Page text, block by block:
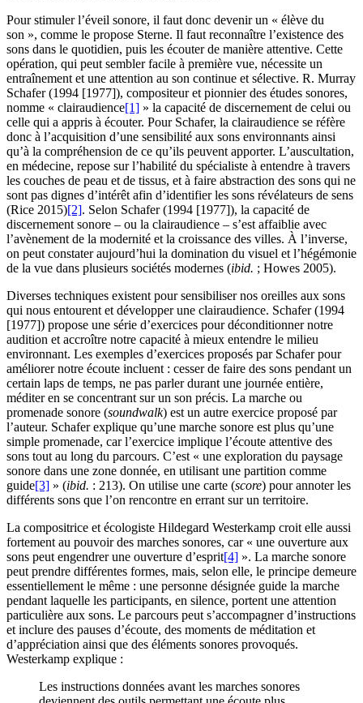
Pour stimuler l’éveil sonore, il faut donc devenir un « élève du
son », comme le propose Sterne. Il faut reconnaître l’existence des
sons dans le quotidien, puis les écouter de manière attentive. Cette
opération, qui peut sembler facile à première vue, nécessite un
entraînement et une attention au son continue et sélective. R. Murray
Schafer (1994 [1977]), compositeur et pionnier des études sonores,
nomme « clairaudience[1] » la capacité de discernement de celui ou
celle qui a appris à écouter. Pour Schafer, la clairaudience se réfère
donc à l’acquisition d’une sensibilité aux sons environnants ainsi
qu’à la compréhension de ce qu’ils peuvent apporter. L’auscultation,
en médecine, repose sur l’habilité du spécialiste à entendre à travers
les couches de peau et de tissus, et à faire abstraction des sons qui ne
sont pas dignes d’intérêt afin d’identifier les sons révélateurs de sens
(Rice 2015)[2]. Selon Schafer (1994 [1977]), la capacité de
discernement sonore – ou la clairaudience – s’est affaiblie avec
l’avènement de la modernité et la croissance des villes. À l’inverse,
on peut constater aujourd’hui la domination du visuel et l’hégémonie
de la vue dans plusieurs sociétés modernes (ibid. ; Howes 2005).
Diverses techniques existent pour sensibiliser nos oreilles aux sons
qui nous entourent et développer une clairaudience. Schafer (1994
[1977]) propose une série d’exercices pour déconditionner notre
audition et accroître notre capacité à mieux entendre le milieu
environnant. Les exemples d’exercices proposés par Schafer pour
améliorer notre écoute incluent : cesser de faire des sons pendant un
certain laps de temps, ne pas parler durant une journée entière,
méditer en se concentrant sur un son précis. La marche ou
promenade sonore (soundwalk) est un autre exercice proposé par
l’auteur. Schafer explique qu’une marche sonore est plus qu’une
simple promenade, car l’exercice implique l’écoute attentive des
sons tout au long du parcours. C’est « une exploration du paysage
sonore dans une zone donnée, en utilisant une partition comme
guide[3] » (ibid. : 213). On utilise une carte (score) pour annoter les
différents sons que l’on rencontre en errant sur un territoire.
La compositrice et écologiste Hildegard Westerkamp croit elle aussi
fortement au pouvoir des marches sonores, car « une ouverture aux
sons peut engendrer une ouverture d’esprit[4] ». La marche sonore
peut prendre différentes formes, mais, selon elle, le principe demeure
essentiellement le même : une personne désignée guide la marche
pendant laquelle les participants, en silence, portent une attention
particulière aux sons. Le parcours peut s’accompagner d’instructions
et inclure des pauses d’écoute, des moments de méditation et
d’appréciation ainsi que des éléments sonores provoqués.
Westerkamp explique :
Les instructions données avant les marches sonores